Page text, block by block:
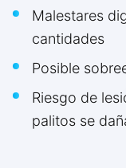
Malestares
cantidades
Posible
Riesgo de
palitos se